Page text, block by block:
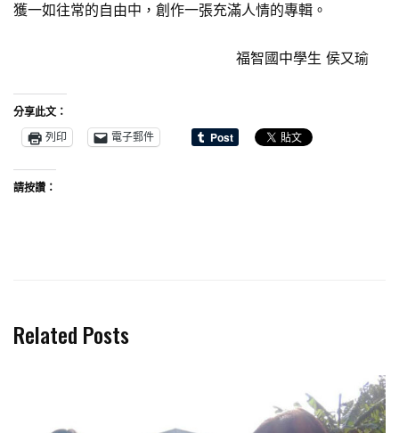
獲一如往常的自由中，創作一張充滿人情的專輯。
福智國中學生 侯又瑜
分享此文：
列印
電子郵件
請按讚：
Related Posts